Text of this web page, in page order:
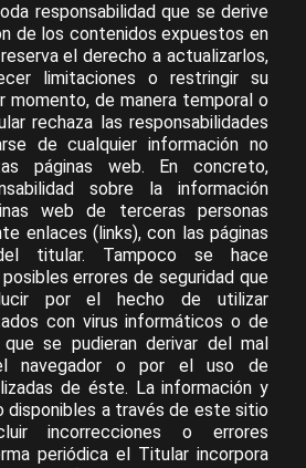
responsabilidad que se derive
de los contenidos expuestos en
el derecho a actualizarlos,
limitaciones o restringir su
momento, de manera temporal o
rechaza las responsabilidades
de cualquier información no
páginas web. En concreto,
sobre la información
web de terceras personas
enlaces (links), con las páginas
titular. Tampoco se hace
errores de seguridad que
por el hecho de utilizar
con virus informáticos o de
que se pudieran derivar del mal
navegador o por el uso de
de éste. La información y
disponibles a través de este sitio
incorrecciones o errores
periódica el Titular incorpora